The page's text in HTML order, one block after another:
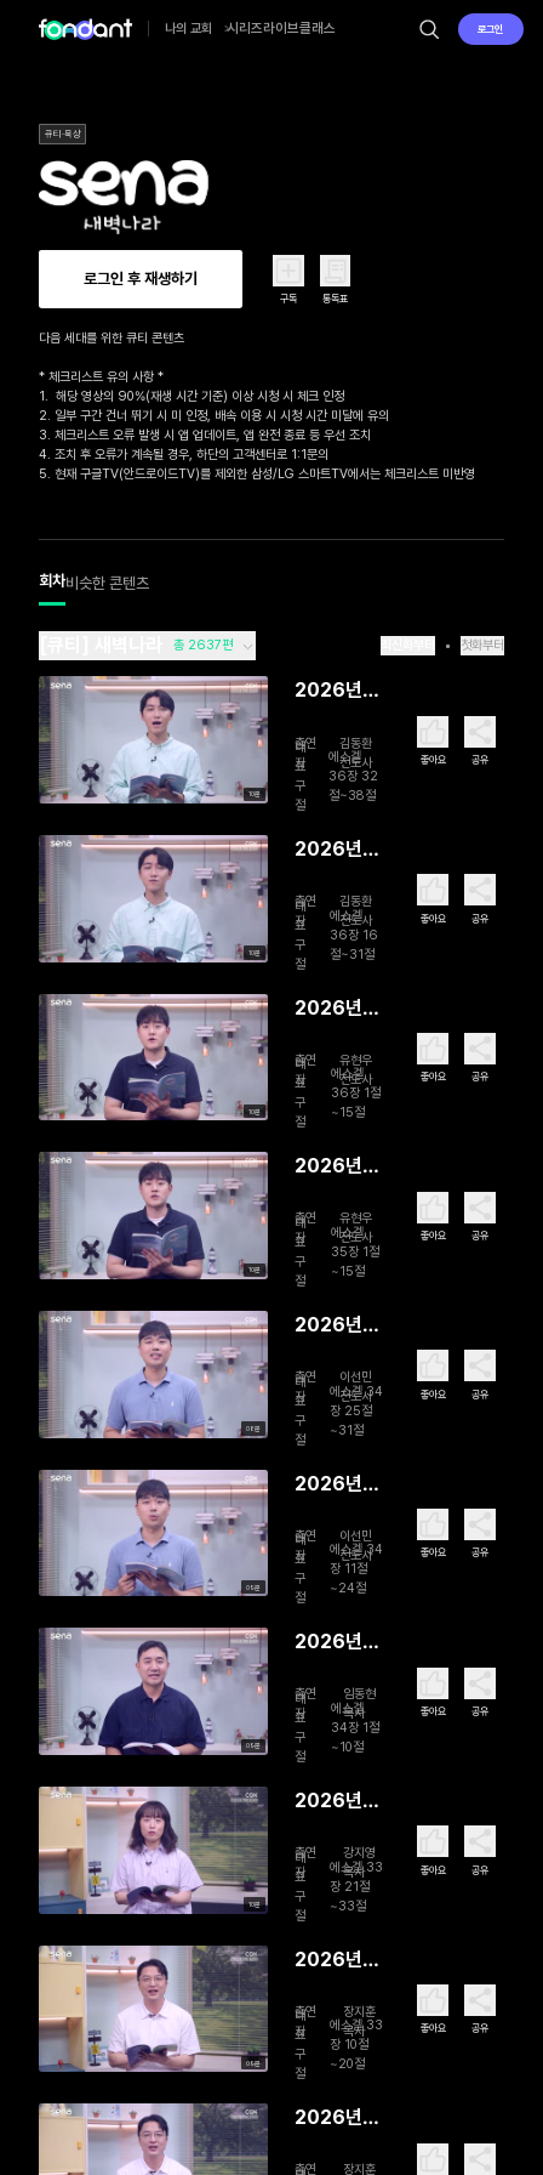
나의 교회 시리즈라이브클래스 로그인
큐티·묵상
로그인 후 재생하기
구독 통독표
다음 세대를 위한 큐티 콘텐츠
* 체크리스트 유의 사항 *
1.  해당 영상의 90%(재생 시간 기준) 이상 시청 시 체크 인정
2. 일부 구간 건너 뛰기 시 미 인정, 배속 이용 시 시청 시간 미달에 유의
3. 체크리스트 오류 발생 시 앱 업데이트, 앱 완전 종료 등 우선 조치
4. 조치 후 오류가 계속될 경우, 하단의 고객센터로 1:1문의
5. 현재 구글TV(안드로이드TV)를 제외한 삼성/LG 스마트TV에서는 체크리스트 미반영
회차비슷한 콘텐츠
총 2637편 첫화부터
10분
2026년
일 함께 걸
으시는 주
님
출연
자
김동환
전도사
대
표
구
절
에스겔
36장 32
절~38절
좋아요 공유
10분
2026년
일 영혼 리
모델링
출연
자
김동환
전도사
대
표
구
절
에스겔
36장 16
절~31절
좋아요 공유
10분
2026년
일 회복을
줄게
출연
자
유현우
전도사
대
표
구
절
에스겔
36장 1절
~15절
좋아요 공유
10분
2026년
일 하나님
의 참교육
출연
자
유현우
전도사
대
표
구
절
에스겔
35장 1절
~15절
좋아요 공유
08분
2026년
일 나의 완
벽한 목자
출연
자
이선민
전도사
대
표
구
절
에스겔 34
장 25절
~31절
좋아요 공유
09분
2026년
일 다시, 목
자의 품으
로
출연
자
이선민
전도사
대
표
구
절
에스겔 34
장 11절
~24절
좋아요 공유
09분
2026년
양 떼를 찾
아서
출연
자
임동현
목사
대
표
구
절
에스겔
34장 1절
~10절
좋아요 공유
10분
2026년
들었으면
행하라!
출연
자
강지영
목사
대
표
구
절
에스겔 33
장 21절
~33절
좋아요 공유
09분
2026년
일 ‘오늘’을
보신다
출연
자
장지훈
목사
대
표
구
절
에스겔 33
장 10절
~20절
좋아요 공유
2026년
출연 장지훈